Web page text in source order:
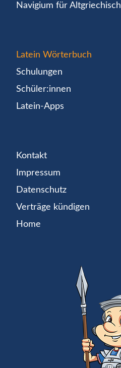
Navigium für Altgriechisch
Latein Wörterbuch
Schulungen
Schüler:innen
Latein-Apps
Kontakt
Impressum
Datenschutz
Verträge kündigen
Home